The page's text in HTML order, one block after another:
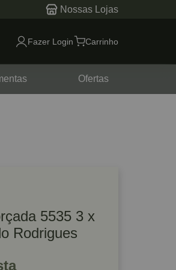
Nossas Lojas
Fazer Login Carrinho
Ofertas
5535 3 x
Rodrigues